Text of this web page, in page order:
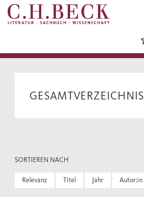
GESAMTVERZEICHNIS
SORTIEREN NACH
Relevanz Titel Jahr Autor:in